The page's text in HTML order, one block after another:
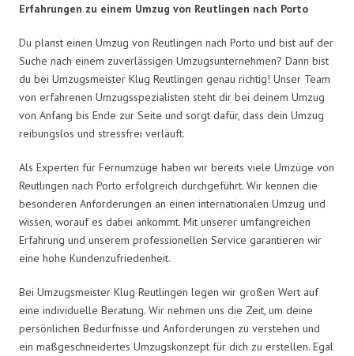
Erfahrungen zu einem Umzug von Reutlingen nach Porto
Du planst einen Umzug von Reutlingen nach Porto und bist auf der
Suche nach einem zuverlässigen Umzugsunternehmen? Dann bist
du bei Umzugsmeister Klug Reutlingen genau richtig! Unser Team
von erfahrenen Umzugsspezialisten steht dir bei deinem Umzug
von Anfang bis Ende zur Seite und sorgt dafür, dass dein Umzug
reibungslos und stressfrei verläuft.
Als Experten für Fernumzüge haben wir bereits viele Umzüge von
Reutlingen nach Porto erfolgreich durchgeführt. Wir kennen die
besonderen Anforderungen an einen internationalen Umzug und
wissen, worauf es dabei ankommt. Mit unserer umfangreichen
Erfahrung und unserem professionellen Service garantieren wir
eine hohe Kundenzufriedenheit.
Bei Umzugsmeister Klug Reutlingen legen wir großen Wert auf
eine individuelle Beratung. Wir nehmen uns die Zeit, um deine
persönlichen Bedürfnisse und Anforderungen zu verstehen und
ein maßgeschneidertes Umzugskonzept für dich zu erstellen. Egal